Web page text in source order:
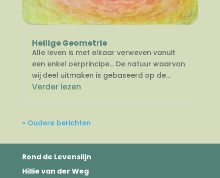
Heilige Geometrie
Alle leven is met elkaar verweven vanuit
een enkel oerprincipe… De natuur waarvan
wij deel uitmaken is gebaseerd op de...
Verder lezen
« Oudere berichten
Rond de Levenslijn
Hillie van der Weg